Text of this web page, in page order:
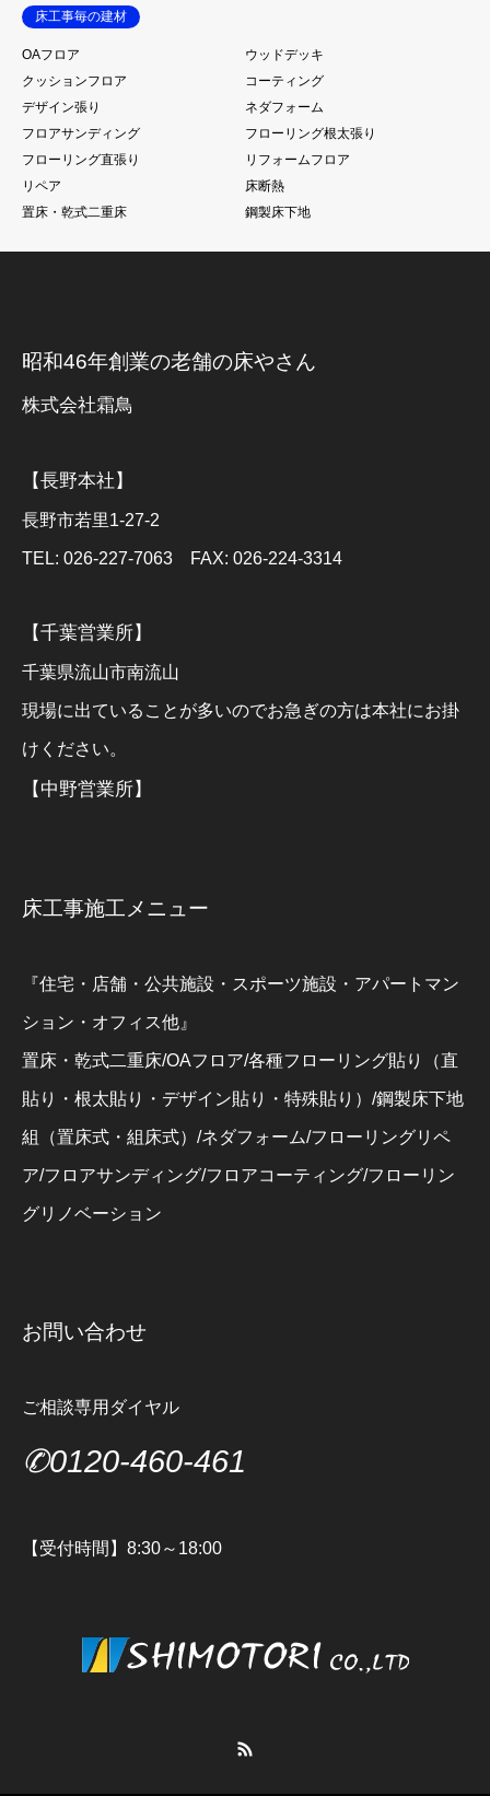
床工事毎の建材
OAフロア
ウッドデッキ
クッションフロア
コーティング
デザイン張り
ネダフォーム
フロアサンディング
フローリング根太張り
フローリング直張り
リフォームフロア
リペア
床断熱
置床・乾式二重床
鋼製床下地
昭和46年創業の老舗の床やさん
株式会社霜鳥
【長野本社】
長野市若里1-27-2
TEL: 026-227-7063 FAX: 026-224-3314
【千葉営業所】
千葉県流山市南流山
現場に出ていることが多いのでお急ぎの方は本社にお掛
けください。
【中野営業所】
床工事施工メニュー
『住宅・店舗・公共施設・スポーツ施設・アパートマン
ション・オフィス他』
置床・乾式二重床/OAフロア/各種フローリング貼り（直
貼り・根太貼り・デザイン貼り・特殊貼り）/鋼製床下地
組（置床式・組床式）/ネダフォーム/フローリングリペ
ア/フロアサンディング/フロアコーティング/フローリン
グリノベーション
お問い合わせ
ご相談専用ダイヤル
✆0120-460-461
【受付時間】8:30～18:00